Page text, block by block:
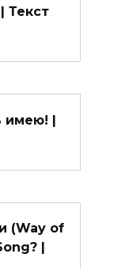
имею! |
(Way of
|